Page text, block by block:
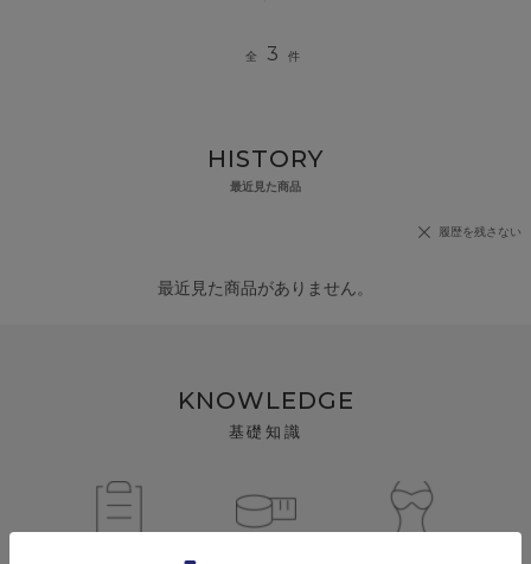
全 3 件
HISTORY
最近見た商品
履歴を残さない
最近見た商品がありません。
KNOWLEDGE
基礎知識